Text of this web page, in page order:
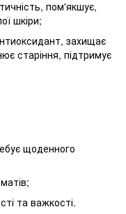
пом'якшує,
шкіри;
захищає
старіння, підтримує
щоденного
та важкості.